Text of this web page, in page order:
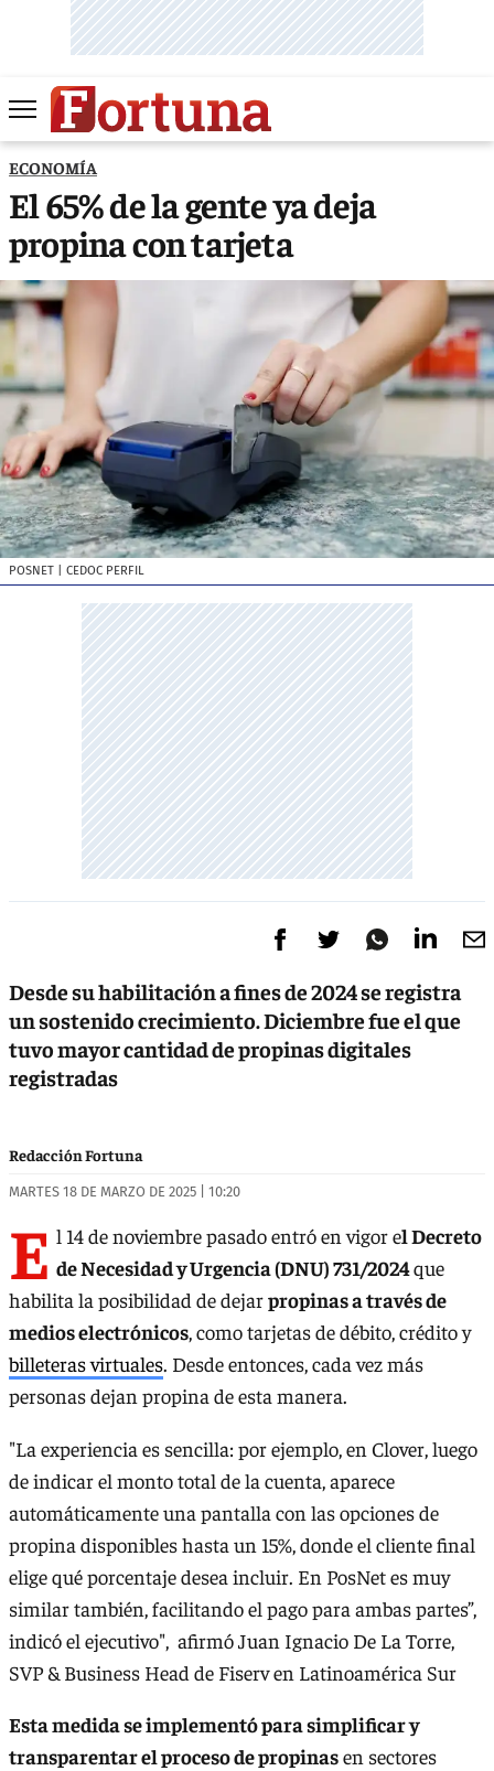
ECONOMÍA
El 65% de la gente ya deja
propina con tarjeta
POSNET | CEDOC PERFIL
Desde su habilitación a fines de 2024 se registra
un sostenido crecimiento. Diciembre fue el que
tuvo mayor cantidad de propinas digitales
registradas
Redacción Fortuna
MARTES 18 DE MARZO DE 2025 | 10:20
E l 14 de noviembre pasado entró en vigor el Decreto
de Necesidad y Urgencia (DNU) 731/2024que
habilita la posibilidad de dejarpropinas a través de
medios electrónicos, como tarjetas de débito, crédito y
billeteras virtuales. Desde entonces, cada vez más
personas dejan propina de esta manera.
"La experiencia es sencilla: por ejemplo, en Clover, luego
de indicar el monto total de la cuenta, aparece
automáticamente una pantalla con las opciones de
propina disponibles hasta un 15%, donde el cliente final
elige qué porcentaje desea incluir. En PosNet es muy
similar también, facilitando el pago para ambas partes”,
indicó el ejecutivo", afirmó Juan Ignacio De La Torre,
SVP & Business Head de Fiserv en Latinoamérica Sur
Esta medida se implementó para simplificar y
transparentar el proceso de propinasen sectores